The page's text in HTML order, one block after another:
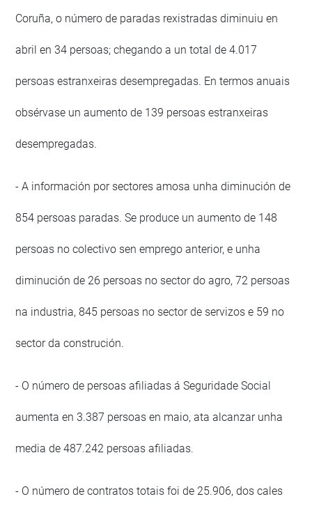
Coruña, o número de paradas rexistradas diminuiu en
abril en 34 persoas; chegando a un total de 4.017
persoas estranxeiras desempregadas. En termos anuais
obsérvase un aumento de 139 persoas estranxeiras
desempregadas.
- A información por sectores amosa unha diminución de
854 persoas paradas. Se produce un aumento de 148
persoas no colectivo sen emprego anterior, e unha
diminución de 26 persoas no sector do agro, 72 persoas
na industria, 845 persoas no sector de servizos e 59 no
sector da construción.
- O número de persoas afiliadas á Seguridade Social
aumenta en 3.387 persoas en maio, ata alcanzar unha
media de 487.242 persoas afiliadas.
- O número de contratos totais foi de 25.906, dos cales